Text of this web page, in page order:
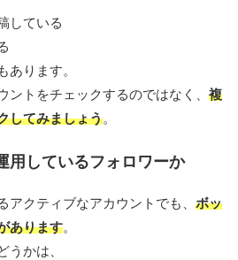
している
あります。
ントをチェックするのではなく、 複
してみましょう
用しているフォロワーか
アクティブなアカウントでも、 ボッ
あります
うかは、